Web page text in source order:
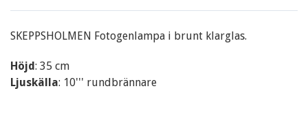
SKEPPSHOLMEN Fotogenlampa i brunt klarglas.
Höjd: 35 cm
Ljuskälla: 10''' rundbrännare